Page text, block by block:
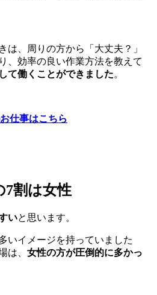
は、周りの方から「大丈夫？」
、効率の良い作業方法を教えて
て働くことができました。
仕事はこちら
7割は女性
いと思います。
いイメージを持っていました
は、 女性の方が圧倒的に多かっ